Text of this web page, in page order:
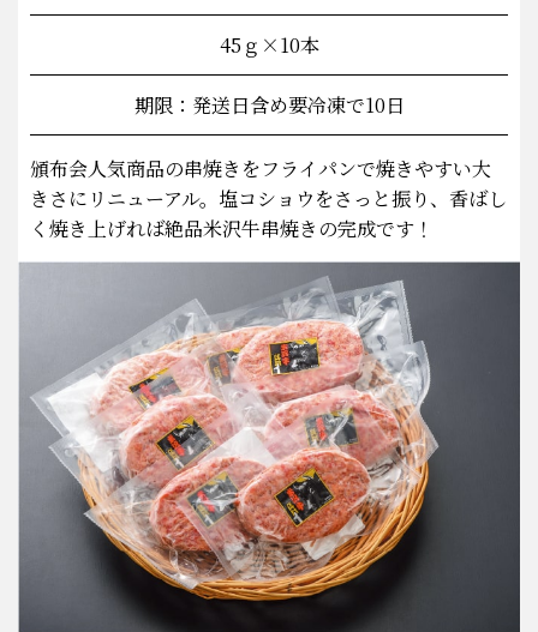
45ｇ×10本
期限：発送日含め要冷凍で10日
頒布会人気商品の串焼きをフライパンで焼きやすい大
きさにリニューアル。塩コショウをさっと振り、香ばし
く焼き上げれば絶品米沢牛串焼きの完成です！